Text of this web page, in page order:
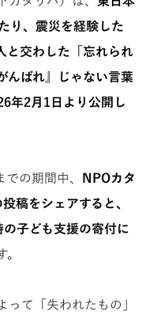
り、震災を経験した
と交わした「忘れられ
んばれ』じゃない言葉
年2月1日より公開し
の期間中、 NPOカタ
稿をシェアすると、
子ども支援の寄付に
。
って「失われたもの」